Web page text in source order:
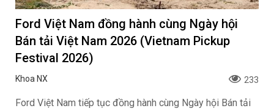
Ford Việt Nam đồng hành cùng Ngày hội
Bán tải Việt Nam 2026 (Vietnam Pickup
Festival 2026)
Khoa NX 233
Ford Việt Nam tiếp tục đồng hành cùng Ngày hội Bán tải